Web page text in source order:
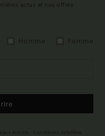
actus et nos offres